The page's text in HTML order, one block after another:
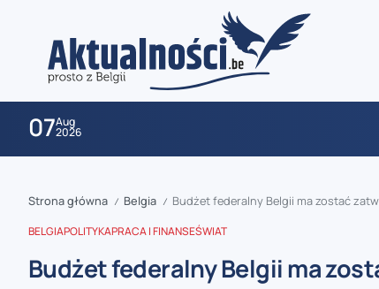
07Aug
2026
Strona główna / Belgia / Budżet federalny Belgii ma zostać
BELGIAPOLITYKAPRACA I FINANSEŚWIAT
Budżet federalny Belgii ma